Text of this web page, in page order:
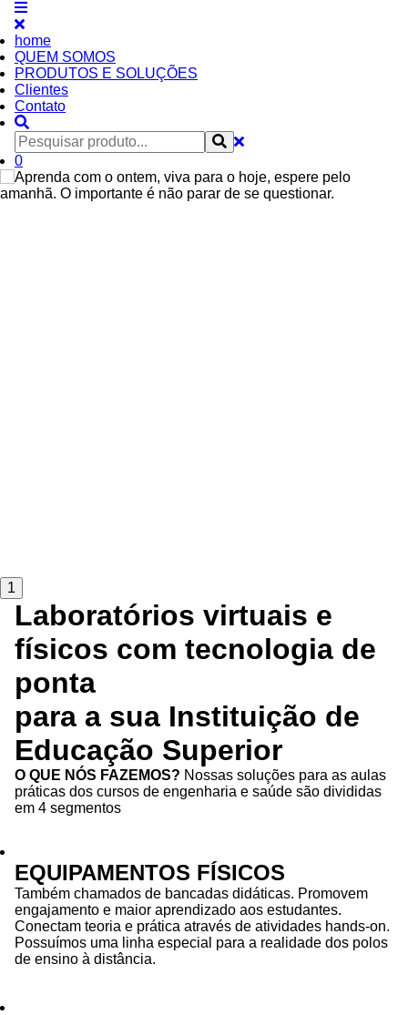
home
QUEM SOMOS
PRODUTOS E SOLUÇÕES
Clientes
Contato
0
1
Laboratórios virtuais e
físicos com tecnologia de
ponta
para a sua Instituição de
Educação Superior
O QUE NÓS FAZEMOS? Nossas soluções para as aulas
práticas dos cursos de engenharia e saúde são divididas
em 4 segmentos
EQUIPAMENTOS FÍSICOS
Também chamados de bancadas didáticas. Promovem
engajamento e maior aprendizado aos estudantes.
Conectam teoria e prática através de atividades hands-on.
Possuímos uma linha especial para a realidade dos polos
de ensino à distância.